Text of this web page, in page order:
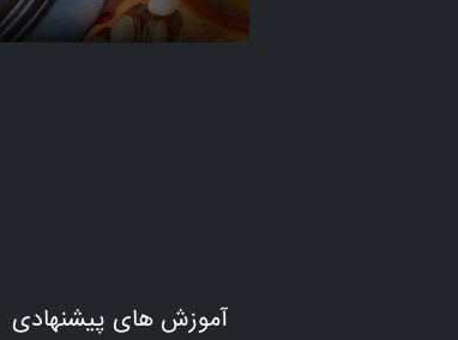
آموزش های پیشنهادی